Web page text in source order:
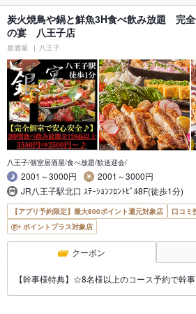
炭火焼鳥や鍋と鮮魚3H食べ飲み放題 完
の宴 八王子店
居酒屋 八王子
八王子/個室居酒屋/食べ放題/歓送迎会/
2001～3000円
2001～3000円
JR八王子駅北口 ｽﾃｰｼｮﾝﾌﾛﾝﾄﾋﾞﾙ8F(徒歩1分)
【アプリ予約限定】最大800ポイント還元対象店
口コミ
ポイントプラス対象店
クーポン
【幹事様特典】☆8名様以上のコース予約で幹